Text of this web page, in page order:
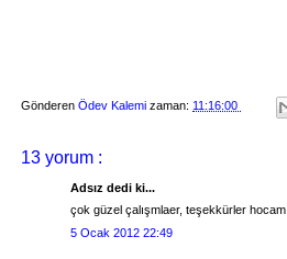
Gönderen Ödev Kalemi zaman: 11:16:00
13 yorum :
Adsız dedi ki...
çok güzel çalışmlaer, teşekkürler hocam.
5 Ocak 2012 22:49